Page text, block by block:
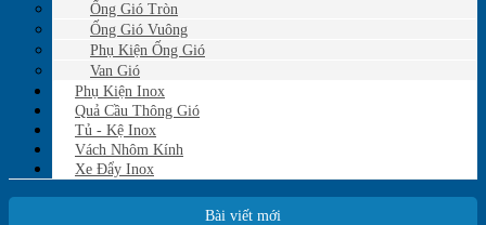
Ống Gió Tròn
Ống Gió Vuông
Phụ Kiện Ống Gió
Van Gió
Phụ Kiện Inox
Quả Cầu Thông Gió
Tủ - Kệ Inox
Vách Nhôm Kính
Xe Đẩy Inox
Bài viết mới